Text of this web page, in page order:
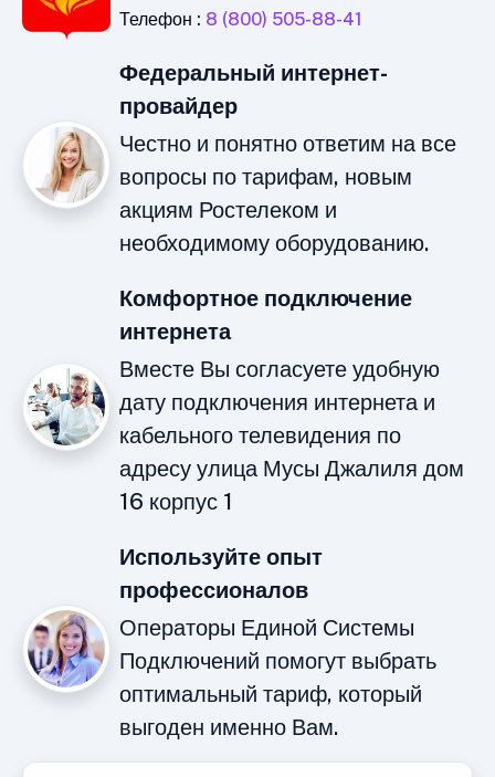
Телефон : 8 (800) 505-88-41
Федеральный интернет-
провайдер
Честно и понятно ответим на все
вопросы по тарифам, новым
акциям Ростелеком и
необходимому оборудованию.
Комфортное подключение
интернета
Вместе Вы согласуете удобную
дату подключения интернета и
кабельного телевидения по
адресу улица Мусы Джалиля дом
16 корпус 1
Используйте опыт
профессионалов
Операторы Единой Системы
Подключений помогут выбрать
оптимальный тариф, который
выгоден именно Вам.